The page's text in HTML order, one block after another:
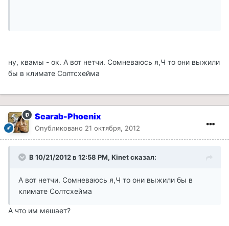
ну, квамы - ок. А вот нетчи. Сомневаюсь я,Ч то они выжили
бы в климате Солтсхейма
Scarab-Phoenix
Опубликовано 21 октября, 2012
В 10/21/2012 в 12:58 PM, Kinet сказал:
А вот нетчи. Сомневаюсь я,Ч то они выжили бы в
климате Солтсхейма
А что им мешает?